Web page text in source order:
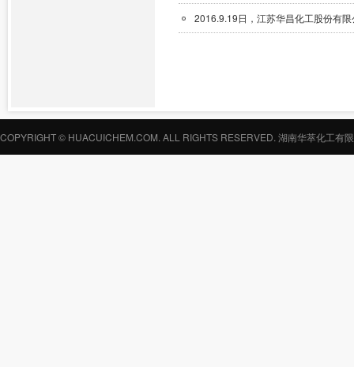
2016.9.19日，江苏华昌化工股份有
COPYRIGHT © HUACUICHEM.COM. ALL RIGHTS RESERVED. 湖南华萃化工有